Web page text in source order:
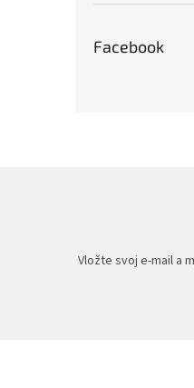
Facebook
Vložte svoj e-mail a